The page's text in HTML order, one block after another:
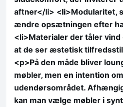
aftner</li> <li>Modularitet,
ændre opsætningen efter
<li>Materialer der tåler vind
at de ser æstetisk
<p>På den måde bliver
møbler, men en intention
udendørsområdet.
kan man vælge møbler i